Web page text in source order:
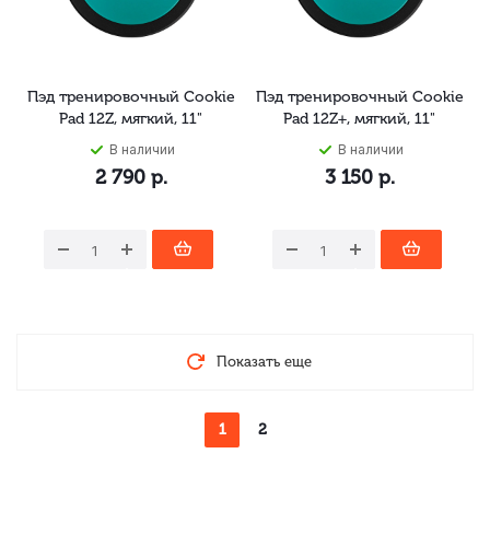
Пэд тренировочный Cookie
Pad 12Z, мягкий, 11"
В наличии
2 790р.
Пэд тренировочный Cookie
Pad 12Z+, мягкий, 11"
В наличии
3 150р.
Показать еще
1 2